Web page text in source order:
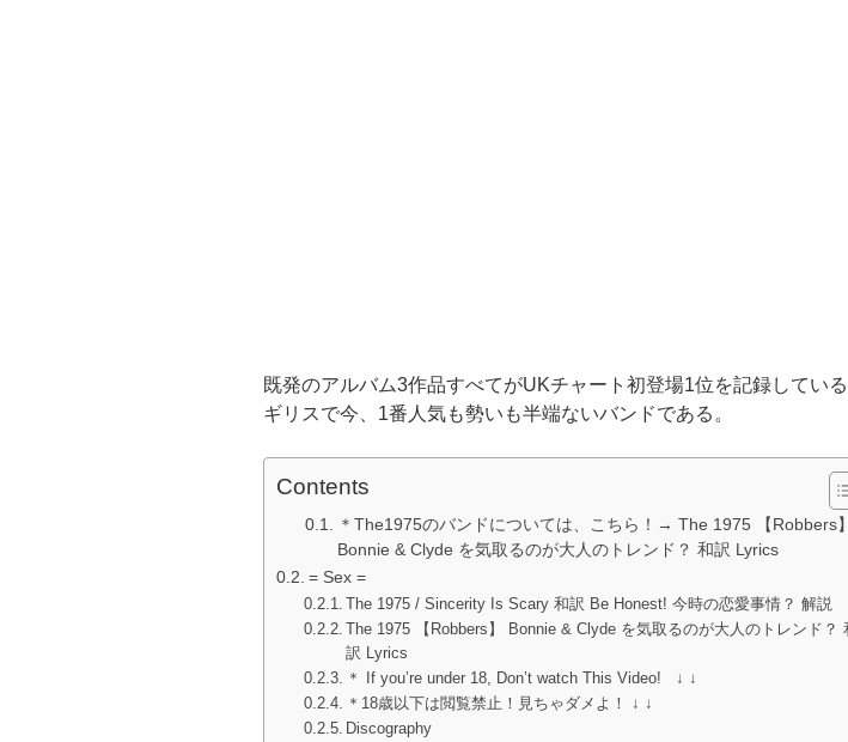
既発のアルバム3作品すべてがUKチャート初登場1位を記録してい
ギリスで今、1番人気も勢いも半端ないバンドである。
Contents
＊The1975のバンドについては、こちら！→ The 1975 【Robbers】
Bonnie & Clyde を気取るのが大人のトレンド？ 和訳 Lyrics
= Sex =
The 1975 / Sincerity Is Scary 和訳 Be Honest! 今時の恋愛事情？ 解説
The 1975 【Robbers】 Bonnie & Clyde を気取るのが大人のトレンド？
訳 Lyrics
＊ If you’re under 18, Don’t watch This Video! ↓ ↓
＊18歳以下は閲覧禁止！見ちゃダメよ！ ↓ ↓
Discography